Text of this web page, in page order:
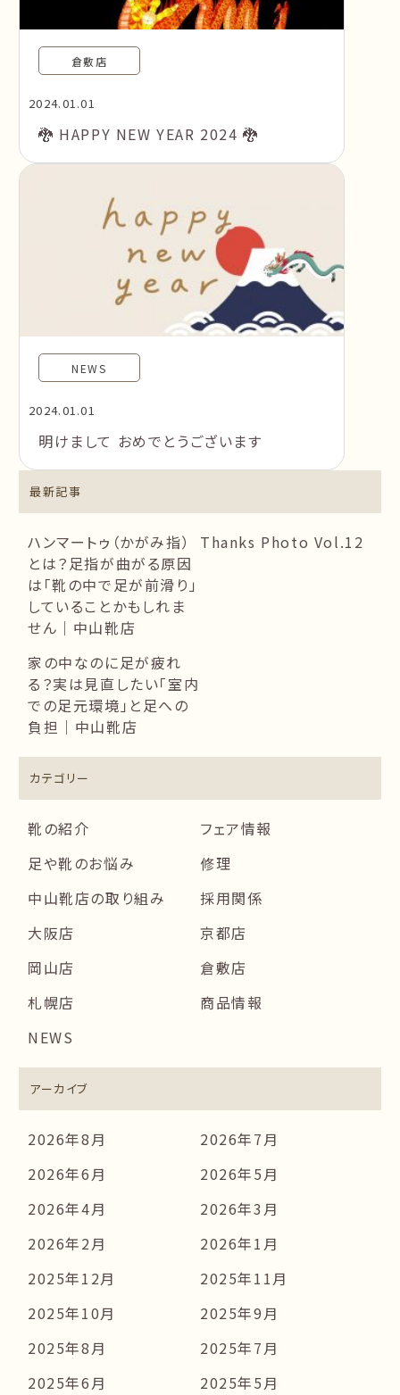
倉敷店
2024.01.01
🐉 HAPPY NEW YEAR 2024 🐉
NEWS
2024.01.01
明けまして おめでとうございます
最新記事
ハンマートゥ（かがみ指）
とは？足指が曲がる原因
は「靴の中で足が前滑り」
していることかもしれま
せん｜中山靴店
Thanks Photo Vol.12
家の中なのに足が疲れ
る？実は見直したい「室内
での足元環境」と足への
負担｜中山靴店
カテゴリー
靴の紹介
フェア情報
足や靴のお悩み
修理
中山靴店の取り組み
採用関係
大阪店
京都店
岡山店
倉敷店
札幌店
商品情報
NEWS
アーカイブ
2026年8月
2026年7月
2026年6月
2026年5月
2026年4月
2026年3月
2026年2月
2026年1月
2025年12月
2025年11月
2025年10月
2025年9月
2025年8月
2025年7月
2025年6月
2025年5月